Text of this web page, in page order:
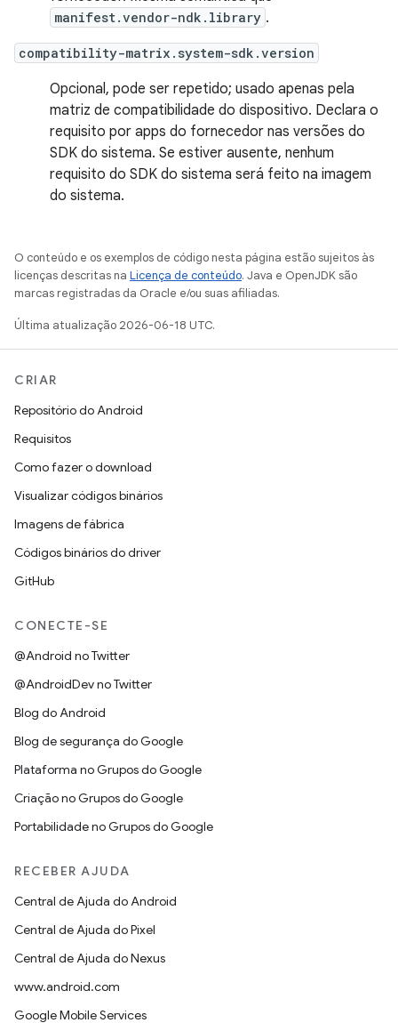
manifest.vendor-ndk.library .
compatibility-matrix.system-sdk.version
Opcional, pode ser repetido; usado apenas pela
matriz de compatibilidade do dispositivo. Declara o
requisito por apps do fornecedor nas versões do
SDK do sistema. Se estiver ausente, nenhum
requisito do SDK do sistema será feito na imagem
do sistema.
O conteúdo e os exemplos de código nesta página estão sujeitos às
licenças descritas na Licença de conteúdo. Java e OpenJDK são
marcas registradas da Oracle e/ou suas afiliadas.
Última atualização 2026-06-18 UTC.
CRIAR
Repositório do Android
Requisitos
Como fazer o download
Visualizar códigos binários
Imagens de fábrica
Códigos binários do driver
GitHub
CONECTE-SE
@Android no Twitter
@AndroidDev no Twitter
Blog do Android
Blog de segurança do Google
Plataforma no Grupos do Google
Criação no Grupos do Google
Portabilidade no Grupos do Google
RECEBER AJUDA
Central de Ajuda do Android
Central de Ajuda do Pixel
Central de Ajuda do Nexus
www.android.com
Google Mobile Services